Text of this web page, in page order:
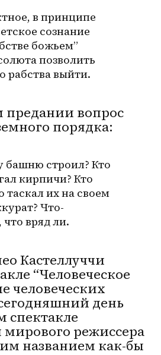
в принципе
сознание
божьем”
позволить
рабства выйти.
предании вопрос
порядка:
башню строил? Кто
кирпичи? Кто
их на своем
Что-
вряд ли.
Кастеллуччи
“Человеческое
человеческих
день
спектакле
режиссера
названием как-бы